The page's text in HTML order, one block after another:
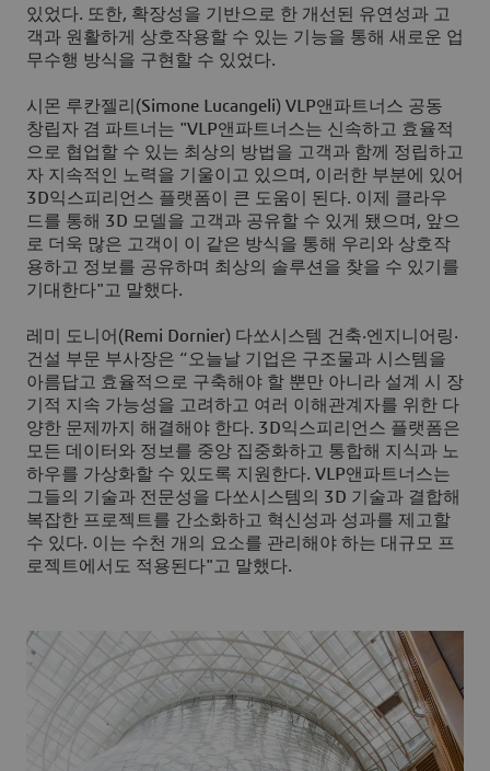
있었다. 또한, 확장성을 기반으로 한 개선된 유연성과 고
객과 원활하게 상호작용할 수 있는 기능을 통해 새로운 업
무수행 방식을 구현할 수 있었다.
시몬 루칸젤리(Simone Lucangeli) VLP앤파트너스 공동
창립자 겸 파트너는 "VLP앤파트너스는 신속하고 효율적
으로 협업할 수 있는 최상의 방법을 고객과 함께 정립하고
자 지속적인 노력을 기울이고 있으며, 이러한 부분에 있어
3D익스피리언스 플랫폼이 큰 도움이 된다. 이제 클라우
드를 통해 3D 모델을 고객과 공유할 수 있게 됐으며, 앞으
로 더욱 많은 고객이 이 같은 방식을 통해 우리와 상호작
용하고 정보를 공유하며 최상의 솔루션을 찾을 수 있기를
기대한다"고 말했다.
레미 도니어(Remi Dornier) 다쏘시스템 건축·엔지니어링·
건설 부문 부사장은 “오늘날 기업은 구조물과 시스템을
아름답고 효율적으로 구축해야 할 뿐만 아니라 설계 시 장
기적 지속 가능성을 고려하고 여러 이해관계자를 위한 다
양한 문제까지 해결해야 한다. 3D익스피리언스 플랫폼은
모든 데이터와 정보를 중앙 집중화하고 통합해 지식과 노
하우를 가상화할 수 있도록 지원한다. VLP앤파트너스는
그들의 기술과 전문성을 다쏘시스템의 3D 기술과 결합해
복잡한 프로젝트를 간소화하고 혁신성과 성과를 제고할
수 있다. 이는 수천 개의 요소를 관리해야 하는 대규모 프
로젝트에서도 적용된다"고 말했다.